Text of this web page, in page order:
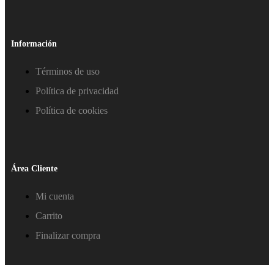
Información
Términos de uso
Política de privacidad
Política de cookies
Área Cliente
Mi cuenta
Carrito
Finalizar compra